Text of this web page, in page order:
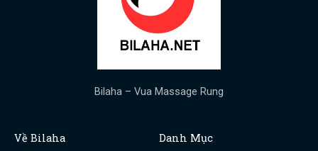
Bilaha – Vua Massage Rung
Về Bilaha Danh Mục